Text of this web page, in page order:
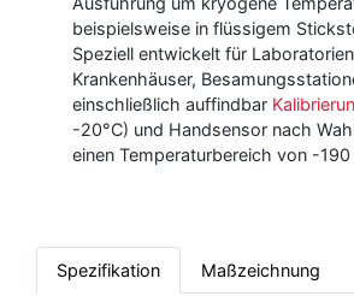
beispielsweise in flüssigem
Speziell entwickelt für
Krankenhäuser,
einschließlich auffindbar
-20°C) und Handsensor nach
einen Temperaturbereich von -
Spezifikation Maßzeichnung